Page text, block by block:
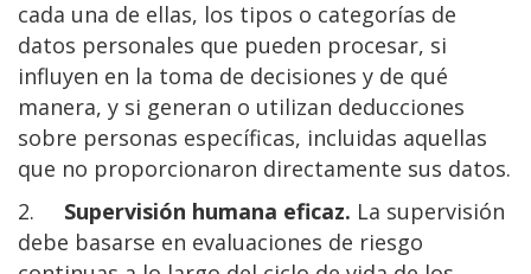
cada una de ellas, los tipos o categorías de
datos personales que pueden procesar, si
influyen en la toma de decisiones y de qué
manera, y si generan o utilizan deducciones
sobre personas específicas, incluidas aquellas
que no proporcionaron directamente sus datos.
2. Supervisión humana eficaz. La supervisión
debe basarse en evaluaciones de riesgo